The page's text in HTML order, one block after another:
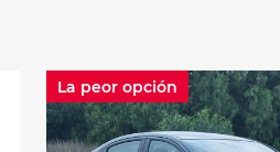
La peor opción